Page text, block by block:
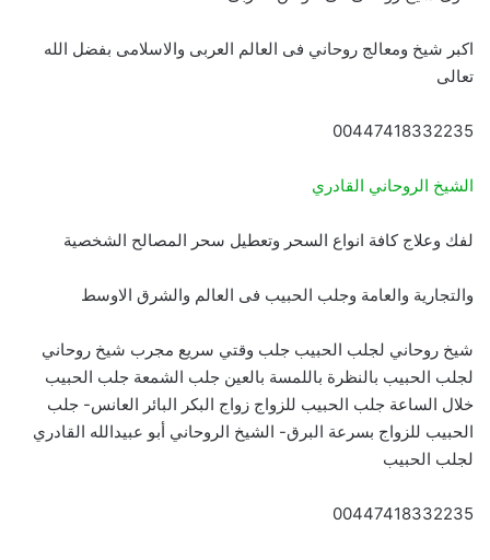
اكبر شيخ ومعالج روحاني فى العالم العربى والاسلامى بفضل الله
تعالى
00447418332235
الشيخ الروحاني القادري
لفك وعلاج كافة انواع السحر وتعطيل سحر المصالح الشخصية
والتجارية والعامة وجلب الحبيب فى العالم والشرق الاوسط
شيخ روحاني لجلب الحبيب جلب وقتي سريع مجرب شيخ روحاني
لجلب الحبيب بالنظرة باللمسة بالعين جلب الشمعة جلب الحبيب
خلال الساعة جلب الحبيب للزواج زواج البكر البائر العانس- جلب
الحبيب للزواج بسرعة البرق- الشيخ الروحاني أبو عبيدالله القادري
لجلب الحبيب
00447418332235